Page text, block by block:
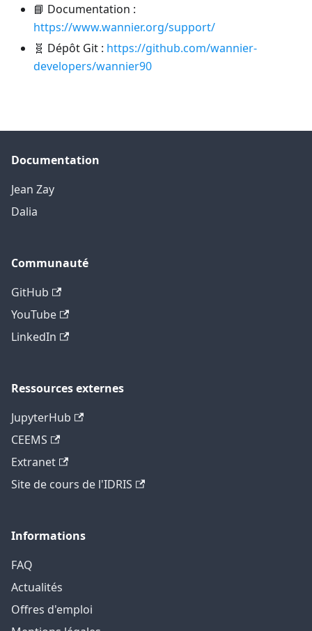
📘 Documentation :
https://www.wannier.org/support/
🧬 Dépôt Git : https://github.com/wannier-
developers/wannier90
Documentation
Jean Zay
Dalia
Communauté
GitHub
YouTube
LinkedIn
Ressources externes
JupyterHub
CEEMS
Extranet
Site de cours de l'IDRIS
Informations
FAQ
Actualités
Offres d'emploi